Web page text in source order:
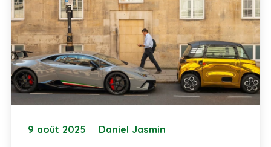
9 août 2025 Daniel Jasmin